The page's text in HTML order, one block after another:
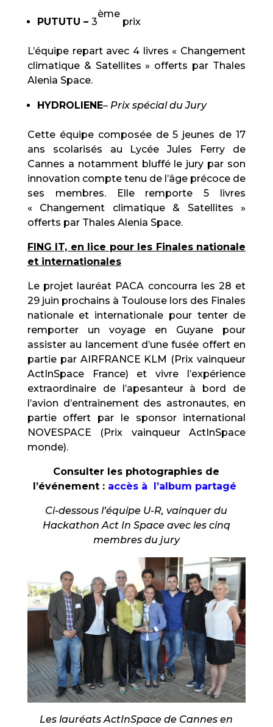
PUTUTU – 3
ème
prix
L’équipe repart avec 4 livres « Changement
climatique & Satellites » offerts par Thales
Alenia Space.
HYDROLIENE– Prix spécial du Jury
Cette équipe composée de 5 jeunes de 17
ans scolarisés au Lycée Jules Ferry de
Cannes a notamment bluffé le jury par son
innovation compte tenu de l’âge précoce de
ses membres. Elle remporte 5 livres
« Changement climatique & Satellites »
offerts par Thales Alenia Space.
FING IT, en lice pour les Finales nationale
et internationales
Le projet lauréat PACA concourra les 28 et
29 juin prochains à Toulouse lors des Finales
nationale et internationale pour tenter de
remporter un voyage en Guyane pour
assister au lancement d’une fusée offert en
partie par AIRFRANCE KLM (Prix vainqueur
ActInSpace France) et vivre l’expérience
extraordinaire de l’apesanteur à bord de
l’avion d’entrainement des astronautes, en
partie offert par le sponsor international
NOVESPACE (Prix vainqueur ActInSpace
monde).
Consulter les photographies de
l’événement : accès à l’album partagé
Ci-dessous l’équipe U-R, vainquer du
Hackathon Act In Space avec les cinq
membres du jury
Les lauréats ActInSpace de Cannes en